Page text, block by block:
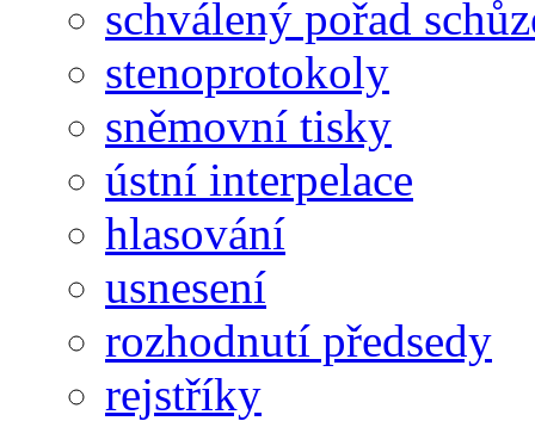
schválený pořad
stenoprotokoly
sněmovní tisky
ústní interpelace
hlasování
usnesení
rozhodnutí předsedy
rejstříky